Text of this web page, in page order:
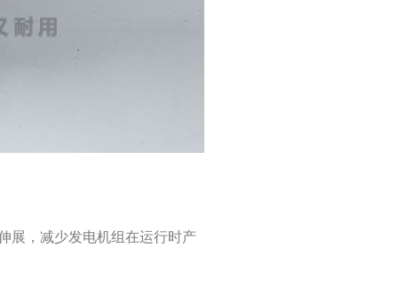
展，减少发电机组在运行时产